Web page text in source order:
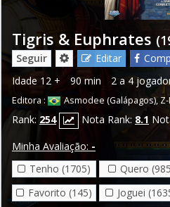
Tigris & Euphrates
Seguir Editar
Idade 12 + 90 min 2 a 4
Editora : Asmodee (Galápagos),
Rank: 254 Nota Rank: 8.1
Minha Avaliação: -
Tenho (1705)
Quero
Favorito (145)
Joguei